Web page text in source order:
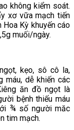
không kiểm soát.
xơ vữa mạch tiến
Kỳ khuyến cáo
muối/ngày.
kẹo, sô cô la,
dễ khiến các
ăn đồ ngọt là
bệnh thiếu máu
¾ số người măc
tim mạch.